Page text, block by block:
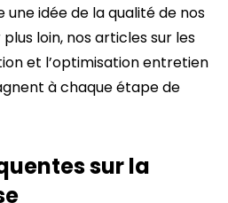
une idée de la qualité de nos
loin, nos articles sur les
et l’optimisation entretien
à chaque étape de
sur la